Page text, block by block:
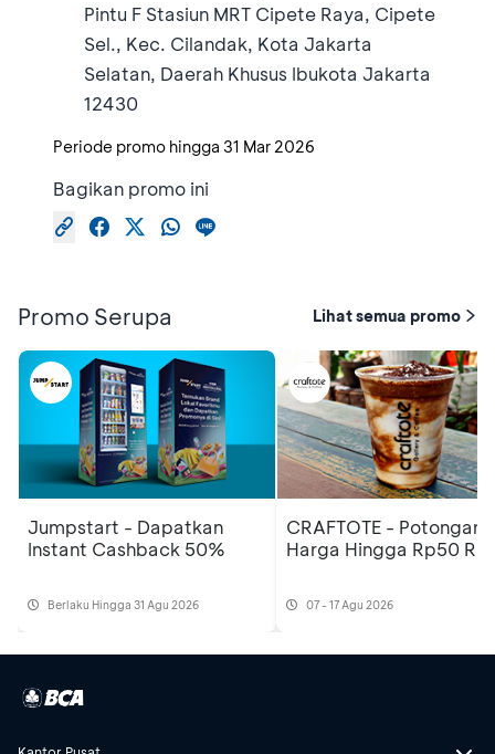
Pintu F Stasiun MRT Cipete Raya, Cipete
Sel., Kec. Cilandak, Kota Jakarta
Selatan, Daerah Khusus Ibukota Jakarta
12430
Periode promo hingga 31 Mar 2026
Bagikan promo ini
Promo Serupa Lihat semua promo
Jumpstart - Dapatkan
Instant Cashback 50%
Berlaku Hingga 31 Agu 2026
CRAFTOTE - Potongan
Harga Hingga Rp50
07 - 17 Agu 2026